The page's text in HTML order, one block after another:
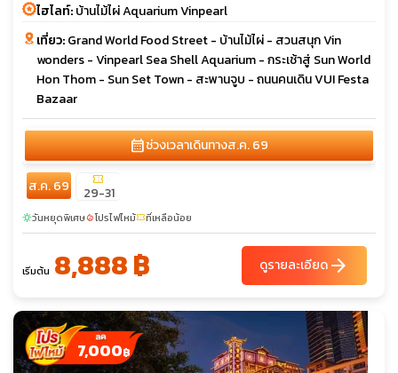
ไฮไลท์:บ้านไม้ไผ่ Aquarium Vinpearl
เที่ยว:Grand World Food Street - บ้านไม้ไผ่ - สวนสนุก Vin
wonders - Vinpearl Sea Shell Aquarium - กระเช้าสู่ Sun World
Hon Thom - Sun Set Town - สะพานจูบ - ถนนคนเดิน VUI Festa
Bazaar
calendar_monthช่วงเวลาเดินทางส.ค. 69
ส.ค. 69 confirmation_number
29-31
sunnyวันหยุดพิเศษlocal_fire_departmentโปรไฟไหม้confirmation_numberที่เหลือน้อย
เริ่มต้น 8,888 ฿ ดูรายละเอียดarrow_forward
7,000฿